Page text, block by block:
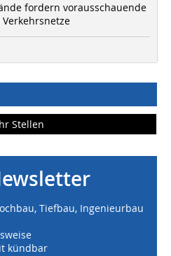
fordern vorausschauende
Stellen
Tiefbau, Ingenieurbau
kündbar